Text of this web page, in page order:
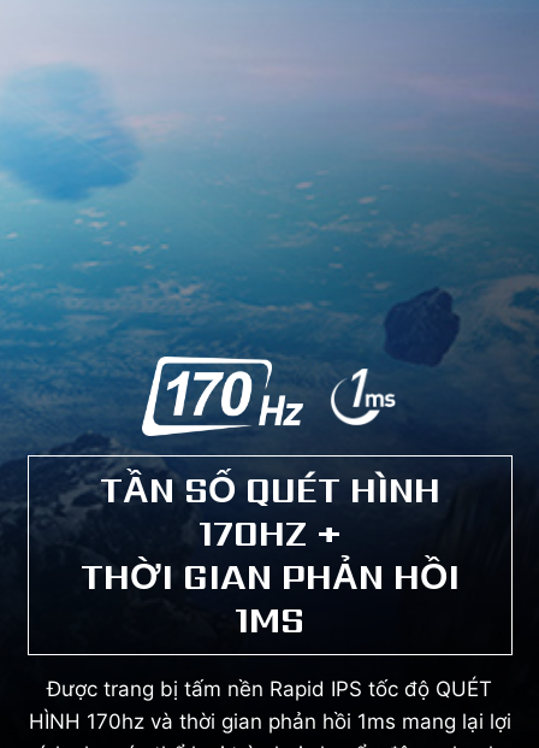
TẦN SỐ QUÉT HÌNH
170HZ +
THỜI GIAN PHẢN HỒI
1MS
Được trang bị tấm nền Rapid IPS tốc độ QUÉT
HÌNH 170hz và thời gian phản hồi 1ms mang lại lợi